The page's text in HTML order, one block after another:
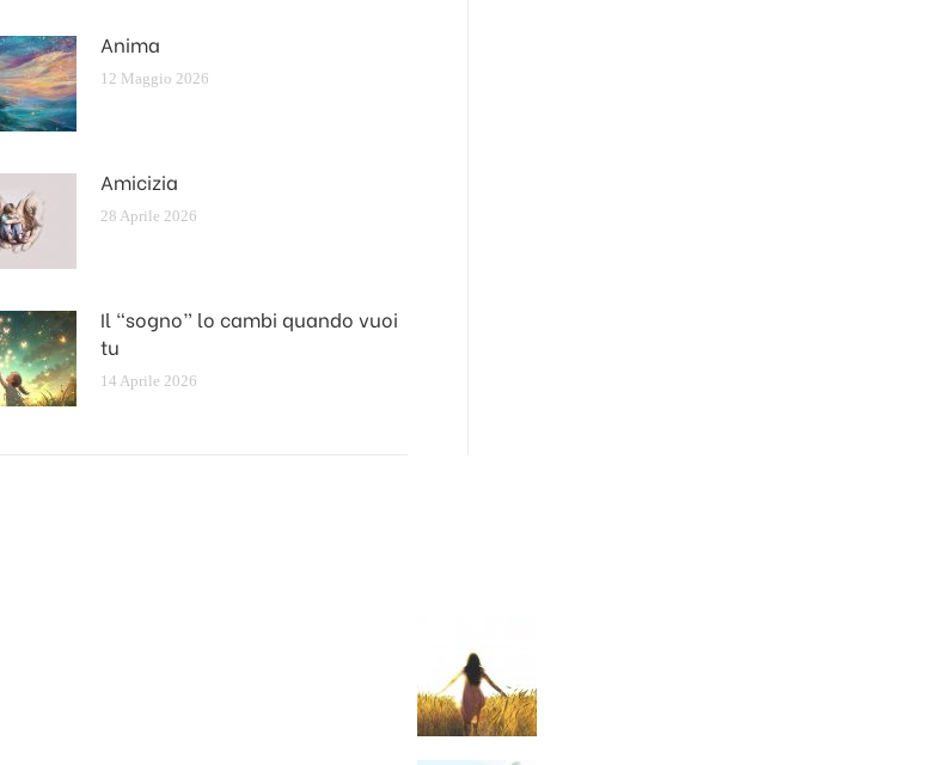
Anima
12 Maggio 2026
Amicizia
28 Aprile 2026
Il “sogno” lo cambi quando vuoi
tu
14 Aprile 2026